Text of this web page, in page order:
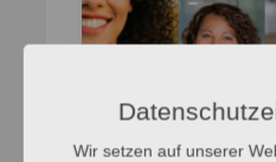
Wir setzen auf unserer